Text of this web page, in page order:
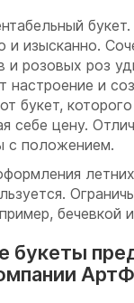
и изысканно.
и розовых роз
настроение и
букет,
себе цену.
с положением.
бечевкой
букеты